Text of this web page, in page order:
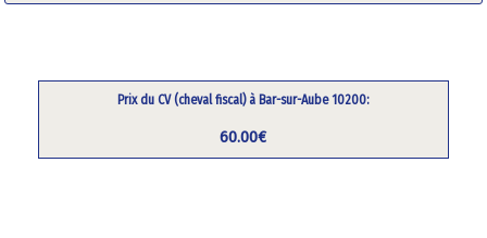
Prix du CV (cheval fiscal) à Bar-sur-Aube 10200:
60.00€